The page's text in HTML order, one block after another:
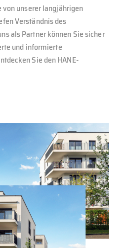
unserer langjährigen
Verständnis des
als Partner können Sie sicher
und informierte
Sie den HANE-